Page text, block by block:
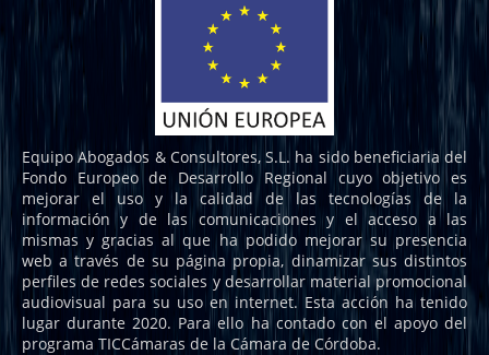
Equipo Abogados & Consultores, S.L. ha sido beneficiaria del
Fondo Europeo de Desarrollo Regional cuyo objetivo es
mejorar el uso y la calidad de las tecnologías de la
información y de las comunicaciones y el acceso a las
mismas y gracias al que ha podido mejorar su presencia
web a través de su página propia, dinamizar sus distintos
perfiles de redes sociales y desarrollar material promocional
audiovisual para su uso en internet. Esta acción ha tenido
lugar durante 2020. Para ello ha contado con el apoyo del
programa TICCámaras de la Cámara de Córdoba.